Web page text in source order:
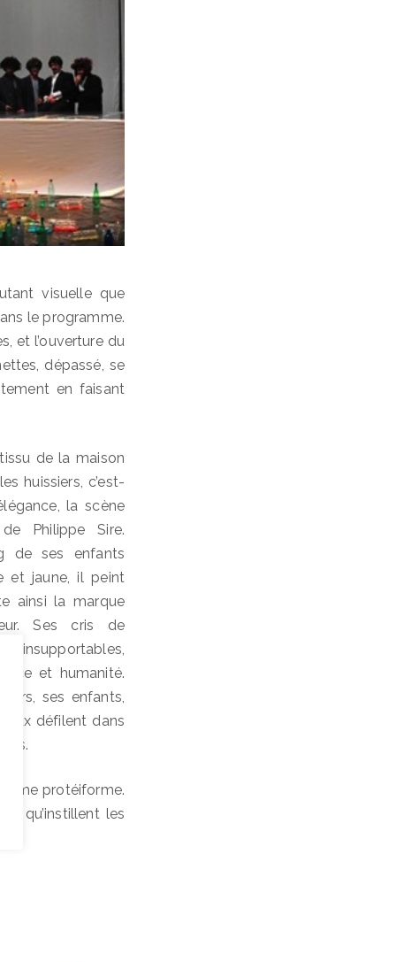
visuelle que
le programme.
et l’ouverture du
dépassé, se
en faisant
de la maison
huissiers, c’est-
la scène
Philippe Sire.
de ses enfants
et jaune, il peint
ainsi la marque
Ses cris de
insupportables,
et humanité.
ses enfants,
défilent dans
protéiforme.
qu’instillent les